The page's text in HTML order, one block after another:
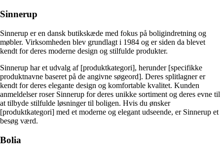
Sinnerup
Sinnerup er en dansk butikskæde med fokus på boligindretning og
møbler. Virksomheden blev grundlagt i 1984 og er siden da blevet
kendt for deres moderne design og stilfulde produkter.
Sinnerup har et udvalg af [produktkategori], herunder [specifikke
produktnavne baseret på de angivne søgeord]. Deres splitlagner er
kendt for deres elegante design og komfortable kvalitet. Kunden
anmeldelser roser Sinnerup for deres unikke sortiment og deres evne til
at tilbyde stilfulde løsninger til boligen. Hvis du ønsker
[produktkategori] med et moderne og elegant udseende, er Sinnerup et
besøg værd.
Bolia